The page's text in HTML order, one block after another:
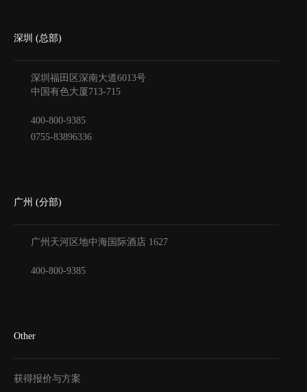
深圳 (总部)
深圳福田区深南大道6013号
中国有色大厦 713-715
400-800-9385
0755-83896336
广州 (分部)
广州天河区地中海国际酒店 1627
400-800-9385
Other
获得报价与方案